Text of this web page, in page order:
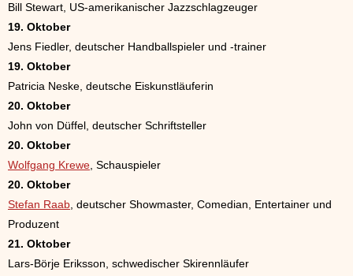
Bill Stewart, US-amerikanischer Jazzschlagzeuger
19. Oktober
Jens Fiedler, deutscher Handballspieler und -trainer
19. Oktober
Patricia Neske, deutsche Eiskunstläuferin
20. Oktober
John von Düffel, deutscher Schriftsteller
20. Oktober
Wolfgang Krewe , Schauspieler
20. Oktober
Stefan Raab , deutscher Showmaster, Comedian, Entertainer und
Produzent
21. Oktober
Lars-Börje Eriksson, schwedischer Skirennläufer